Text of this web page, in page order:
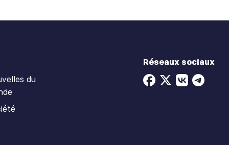
du
Réseaux sociaux